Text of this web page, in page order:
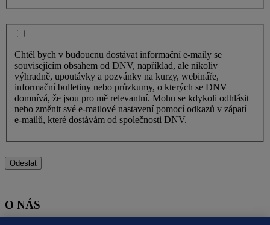
Chtěl bych v budoucnu dostávat informační e-maily se
souvisejícím obsahem od DNV, například, ale nikoliv
výhradně, upoutávky a pozvánky na kurzy, webináře,
informační bulletiny nebo průzkumy, o kterých se DNV
domnívá, že jsou pro mě relevantní. Mohu se kdykoli odhlásit
nebo změnit své e-mailové nastavení pomocí odkazů v zápatí
e-mailů, které dostávám od společnosti DNV.
Odeslat
O NÁS